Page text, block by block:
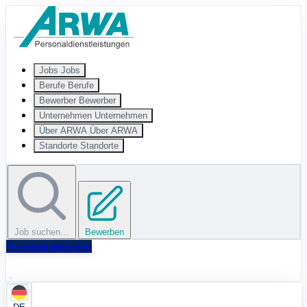
Zum Hauptinhalt springen
Jobs Jobs
Berufe Berufe
Bewerber Bewerber
Unternehmen Unternehmen
Über ARWA Über ARWA
Standorte Standorte
Job suchen… Bewerben
Personal anfragen